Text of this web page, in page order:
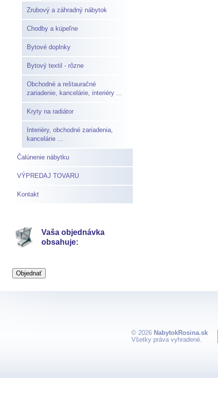
Zrubový a záhradný nábytok
Chodby a kúpeľne
Bytové doplnky
Bytový textil - rôzne
Obchodné a reštauračné
zariadenie, kancelárie, interiéry ...
Kryty na radiátor
Interiéry, obchodné zariadenia,
kancelárie ...
Čalúnenie nábytku
VÝPREDAJ TOVARU
Kontakt
Vaša objednávka
obsahuje:
© 2026 NabytokRosina.sk
Všetky práva vyhradené.